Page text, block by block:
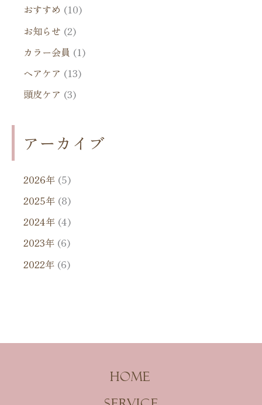
おすすめ (10)
お知らせ (2)
カラー会員 (1)
ヘアケア (13)
頭皮ケア (3)
アーカイブ
2026年 (5)
2025年 (8)
2024年 (4)
2023年 (6)
2022年 (6)
Home